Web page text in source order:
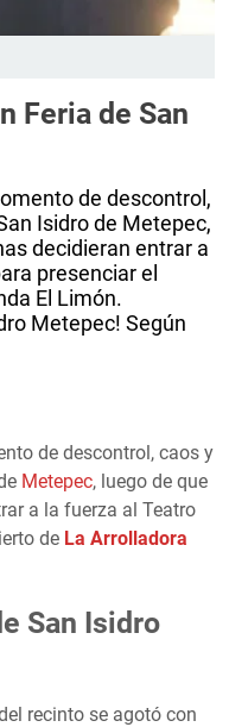
Feria de San
de descontrol,
Isidro de Metepec,
decidieran entrar a
presenciar el
El Limón.
Metepec! Según
de descontrol, caos y
Metepec, luego de que
a la fuerza al Teatro
de La Arrolladora
San Isidro
recinto se agotó con